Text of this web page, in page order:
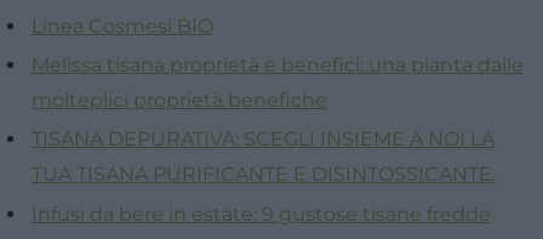
Linea Cosmesi BIO
Melissa tisana proprietà e benefici: una pianta dalle
molteplici proprietà benefiche
TISANA DEPURATIVA: SCEGLI INSIEME A NOI LA
TUA TISANA PURIFICANTE E DISINTOSSICANTE.
Infusi da bere in estate: 9 gustose tisane fredde